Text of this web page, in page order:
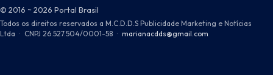
© 2016 ~ 2026 Portal Brasil
Todos os direitos reservados a M.C.D.D.S Publicidade Marketing e Notícias
Ltda · CNPJ 26.527.504/0001-58 · marianacdds@gmail.com